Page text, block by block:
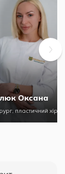
Оксана
пластичний